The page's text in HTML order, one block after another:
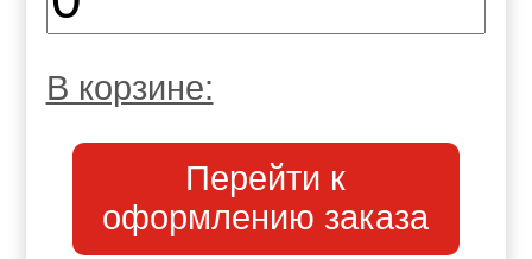
В корзине:
Перейти к
оформлению заказа